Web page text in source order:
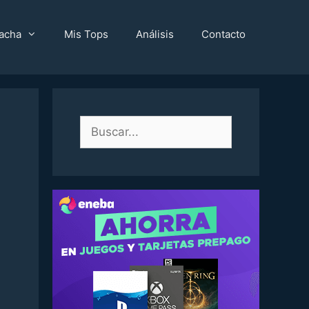
Mis Tops Análisis Contacto
Buscar: